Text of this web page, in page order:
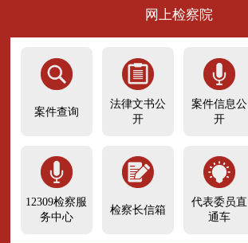
网上检察院
案件查询
法律文书公
开
案件信息公
开
12309检察服
务中心
检察长信箱
代表委员直
通车